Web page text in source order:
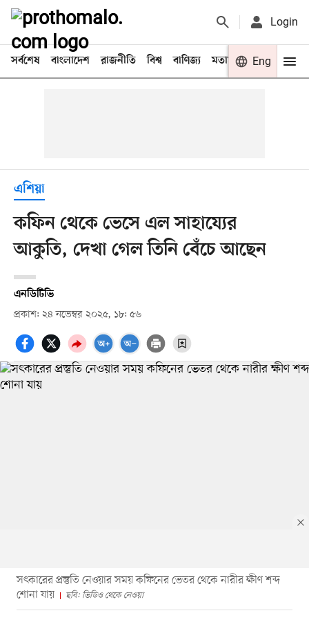
Login
সর্বশেষ বাংলাদেশ রাজনীতি বিশ্ব বাণিজ্য মতামত খেলা
Eng
এশিয়া
কফিন থেকে ভেসে এল সাহায্যের
আকুতি, দেখা গেল তিনি বেঁচে আছেন
এনডিটিভি
প্রকাশ: ২৪ নভেম্বর ২০২৫, ১৮: ৫৬
সৎকারের প্রস্তুতি নেওয়ার সময় কফিনের ভেতর থেকে নারীর ক্ষীণ শব্দ
শোনা যায়
ছবি: ভিডিও থেকে নেওয়া